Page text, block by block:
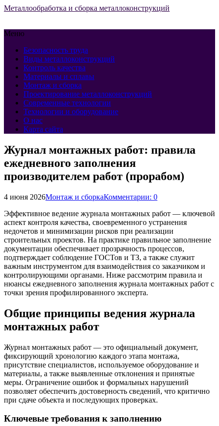
Металлообработка и сборка металлоконструкций
Меню
Безопасность труда
Виды металлоконструкций
Контроль качества
Материалы и сплавы
Монтаж и сборка
Проектирование металлоконструкций
Современные технологии
Технологии и оборудование
О нас
Карта сайта
Журнал монтажных работ: правила
ежедневного заполнения
производителем работ (прорабом)
4 июня 2026Монтаж и сборкаКомментарии: 0
Эффективное ведение журнала монтажных работ — ключевой
аспект контроля качества, своевременного устранения
недочетов и минимизации рисков при реализации
строительных проектов. На практике правильное заполнение
документации обеспечивает прозрачность процессов,
подтверждает соблюдение ГОСТов и ТЗ, а также служит
важным инструментом для взаимодействия со заказчиком и
контролирующими органами. Ниже рассмотрим правила и
нюансы ежедневного заполнения журнала монтажных работ с
точки зрения профилированного эксперта.
Общие принципы ведения журнала
монтажных работ
Журнал монтажных работ — это официальный документ,
фиксирующий хронологию каждого этапа монтажа,
присутствие специалистов, используемое оборудование и
материалы, а также выявленные отклонения и принятые
меры. Ограничение ошибок и формальных нарушений
позволяет обеспечить достоверность сведений, что критично
при сдаче объекта и последующих проверках.
Ключевые требования к заполнению